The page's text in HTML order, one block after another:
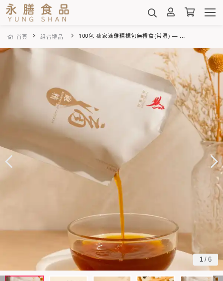
首頁 組合禮品 100包 孫家滴雞精裸包無禮盒(常溫) — 100%黑羽土雞精華 60ml(可分2次領取)
1 / 6